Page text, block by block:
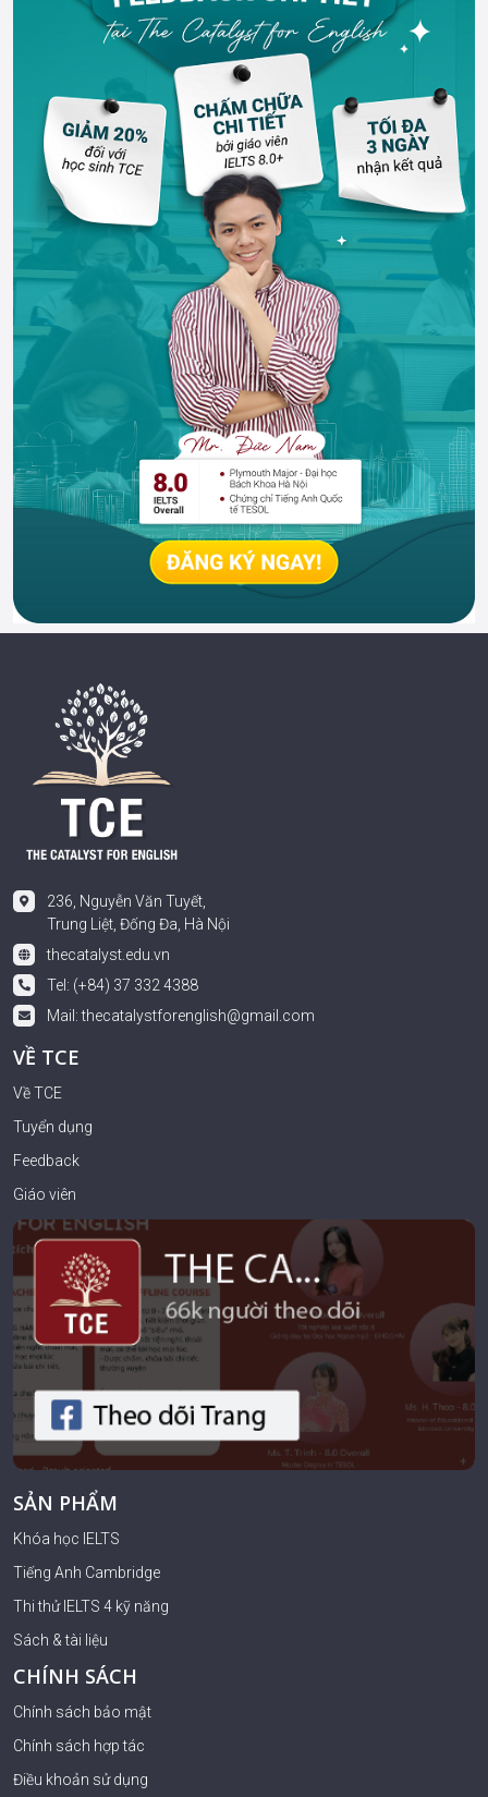
236, Nguyễn Văn Tuyết,
Trung Liệt, Đống Đa, Hà Nội
thecatalyst.edu.vn
Tel: (+84) 37 332 4388
Mail:thecatalystforenglish@gmail.com
VỀ TCE
Về TCE
Tuyển dụng
Feedback
Giáo viên
SẢN PHẨM
Khóa học IELTS
Tiếng Anh Cambridge
Thi thử IELTS 4 kỹ năng
Sách & tài liệu
CHÍNH SÁCH
Chính sách bảo mật
Chính sách hợp tác
Điều khoản sử dụng